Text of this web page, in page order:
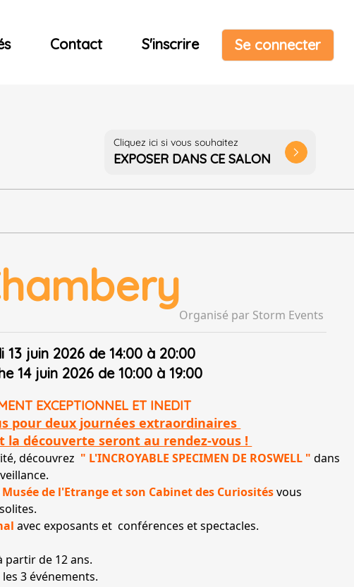
Contact S'inscrire Se connecter
Cliquez ici si vous souhaitez
EXPOSER DANS CE SALON arrow_forward_ios
Organisé par Storm Events
13 juin 2026 de 14:00 à 20:00
14 juin 2026 de 10:00 à 19:00
EXCEPTIONNEL ET INEDIT
pour deux journées extraordinaires
la découverte seront au rendez-vous !
découvrez " L'INCROYABLE SPECIMEN DE ROSWELL " dans
Musée de l'Etrange et son Cabinet des Curiositésvous
avec exposants et conférences et spectacles.
partir de 12 ans.
3 événements.